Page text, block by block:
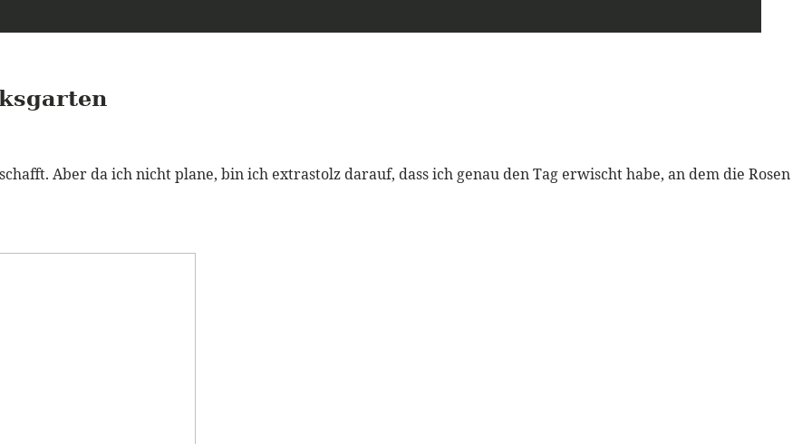
Aber da ich nicht plane, bin ich extrastolz darauf, dass ich genau den Tag erwischt habe, an dem die Rosen